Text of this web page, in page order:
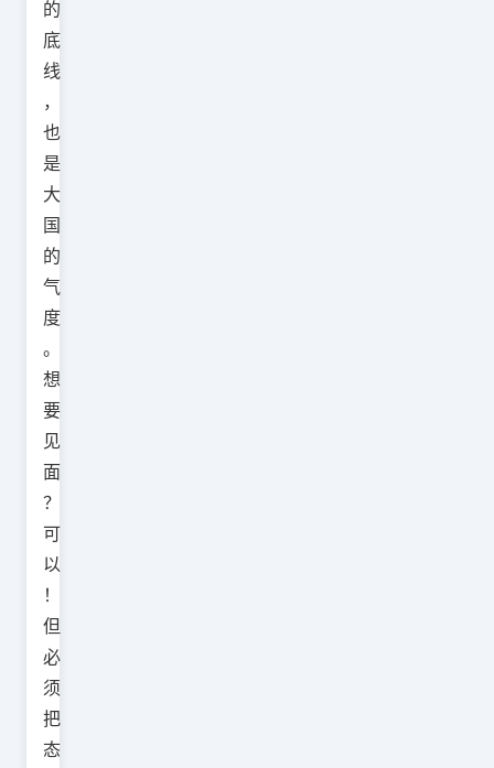
的
底
线
，
也
是
大
国
的
气
度
。
想
要
见
面
？
可
以
！
但
必
须
把
态